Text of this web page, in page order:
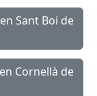
Sant Boi de
Cornellà de